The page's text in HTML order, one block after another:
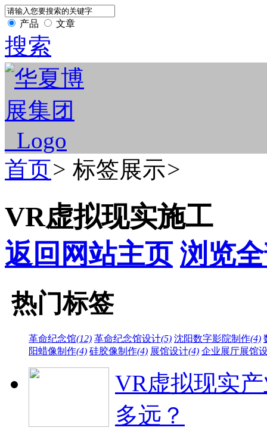
产品 文章
搜索
首页> 标签展示>
VR虚拟现实施工
返回网站主页 浏览
热门标签
革命纪念馆(12) 革命纪念馆设计(5) 沈阳数字影院制作(4)
阳蜡像制作(4) 硅胶像制作(4) 展馆设计(4) 企业展厅展馆
VR虚拟现实
多远？